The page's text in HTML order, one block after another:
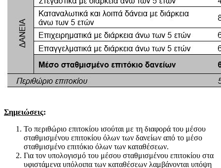
Σημειώσεις:
Το περιθώριο επιτοκίου ισούται με τη διαφορά του μέσου
σταθμισμένου επιτοκίου όλων των δανείων από το μέσο
σταθμισμένο επιτόκιο όλων των καταθέσεων.
Για τον υπολογισμό του μέσου σταθμισμένου επιτοκίου στα
υφιστάμενα υπόλοιπα των καταθέσεων λαμβάνονται υπόψη